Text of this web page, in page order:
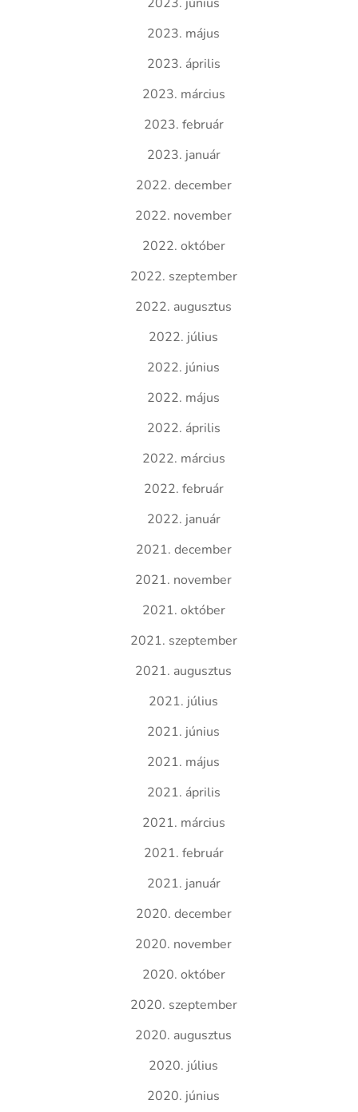
2023. május
2023. április
2023. március
2023. február
2023. január
2022. december
2022. november
2022. október
2022. szeptember
2022. augusztus
2022. július
2022. június
2022. május
2022. április
2022. március
2022. február
2022. január
2021. december
2021. november
2021. október
2021. szeptember
2021. augusztus
2021. július
2021. június
2021. május
2021. április
2021. március
2021. február
2021. január
2020. december
2020. november
2020. október
2020. szeptember
2020. augusztus
2020. július
2020. június